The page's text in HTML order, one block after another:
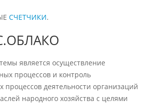
СЧЕТЧИКИ.
является осуществление
процессов и контроль
процессов деятельности организаций
народного хозяйства с целями